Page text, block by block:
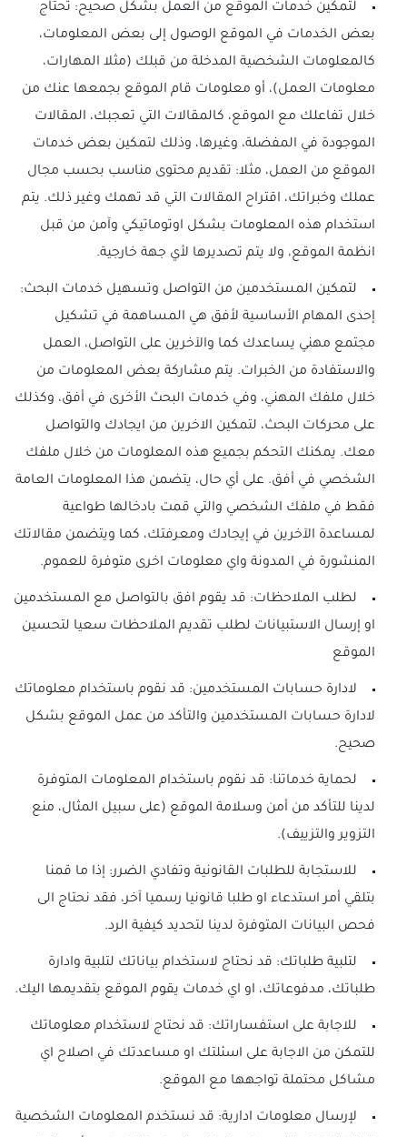
لتمكين خدمات الموقع من العمل بشكل صحيح: تحتاج
بعض الخدمات في الموقع الوصول إلى بعض المعلومات،
كالمعلومات الشخصية المدخلة من قبلك (مثلا المهارات،
معلومات العمل)، أو معلومات قام الموقع بجمعها عنك من
خلال تفاعلك مع الموقع، كالمقالات التي تعجبك، المقالات
الموجودة في المفضلة، وغيرها، وذلك لتمكين بعض خدمات
الموقع من العمل، مثلا: تقديم محتوى مناسب بحسب مجال
عملك وخبراتك، اقتراح المقالات التي قد تهمك وغير ذلك. يتم
استخدام هذه المعلومات بشكل اوتوماتيكي وآمن من قبل
انظمة الموقع، ولا يتم تصديرها لأي جهة خارجية.
لتمكين المستخدمين من التواصل وتسهيل خدمات البحث:
إحدى المهام الأساسية لأفق هي المساهمة في تشكيل
مجتمع مهني يساعدك كما والآخرين على التواصل، العمل
والاستفادة من الخبرات. يتم مشاركة بعض المعلومات من
خلال ملفك المهني، وفي خدمات البحث الأخرى في أفق، وكذلك
على محركات البحث، لتمكين الاخرين من ايجادك والتواصل
معك. يمكنك التحكم بجميع هذه المعلومات من خلال ملفك
الشخصي في أفق. على أي حال، يتضمن هذا المعلومات العامة
فقط في ملفك الشخصي والتي قمت بادخالها طواعية
لمساعدة الآخرين في إيجادك ومعرفتك، كما ويتضمن مقالاتك
المنشورة في المدونة واي معلومات اخرى متوفرة للعموم.
لطلب الملاحظات: قد يقوم افق بالتواصل مع المستخدمين
او إرسال الاستبيانات لطلب تقديم الملاحظات سعيا لتحسين
الموقع
لادارة حسابات المستخدمين: قد نقوم باستخدام معلوماتك
لادارة حسابات المستخدمين والتأكد من عمل الموقع بشكل
صحيح.
لحماية خدماتنا: قد نقوم باستخدام المعلومات المتوفرة
لدينا للتأكد من أمن وسلامة الموقع (على سبيل المثال، منع
التزوير والتزييف).
للاستجابة للطلبات القانونية وتفادي الضرر: إذا ما قمنا
بتلقي أمر استدعاء او طلبا قانونيا رسميا آخر، فقد نحتاج الى
فحص البيانات المتوفرة لدينا لتحديد كيفية الرد.
لتلبية طلباتك: قد نحتاج لاستخدام بياناتك لتلبية وادارة
طلباتك، مدفوعاتك، او اي خدمات يقوم الموقع بتقديمها اليك.
للاجابة على استفساراتك: قد نحتاج لاستخدام معلوماتك
للتمكن من الاجابة على اسئلتك او مساعدتك في اصلاح اي
مشاكل محتملة تواجهها مع الموقع.
لإرسال معلومات ادارية: قد نستخدم المعلومات الشخصية